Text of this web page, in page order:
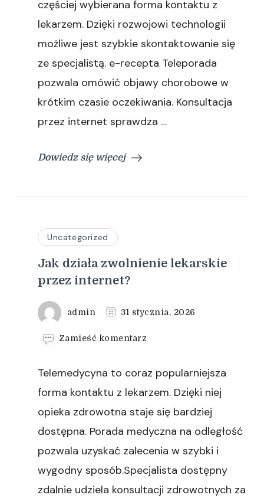
elektronicznej
częściej wybierana forma kontaktu z
lekarzem. Dzięki rozwojowi technologii
możliwe jest szybkie skontaktowanie się
ze specjalistą. e-recepta Teleporada
pozwala omówić objawy chorobowe w
krótkim czasie oczekiwania. Konsultacja
przez internet sprawdza …
Dowiedz się więcej
Uncategorized
Jak działa zwolnienie lekarskie
przez internet?
admin 31 stycznia, 2026
Zamieść komentarz
działa
zwolnienie
przez
Telemedycyna to coraz popularniejsza
forma kontaktu z lekarzem. Dzięki niej
opieka zdrowotna staje się bardziej
dostępna. Porada medyczna na odległość
pozwala uzyskać zalecenia w szybki i
wygodny sposób.Specjalista dostępny
zdalnie udziela konsultacji zdrowotnych za